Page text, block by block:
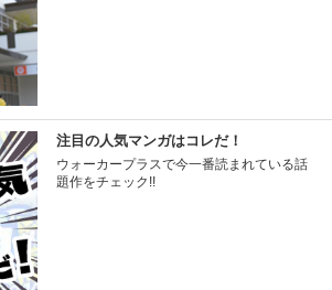
注目の人気マンガはコレだ！
ウォーカープラスで今一番読まれている話
題作をチェック!!